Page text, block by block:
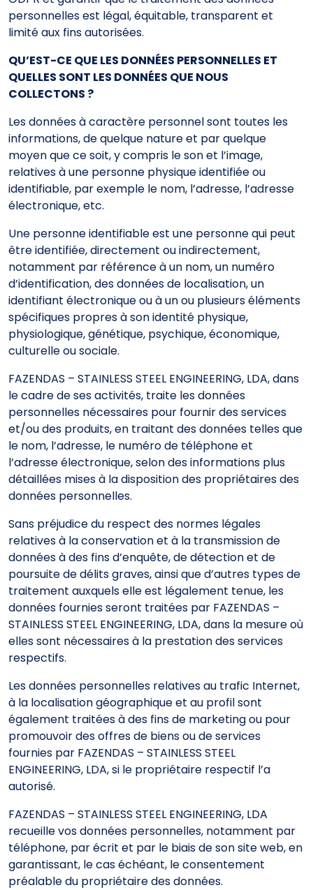
personnelles est légal, équitable, transparent et
limité aux fins autorisées.
QU’EST-CE QUE LES DONNÉES PERSONNELLES ET
QUELLES SONT LES DONNÉES QUE NOUS
COLLECTONS ?
Les données à caractère personnel sont toutes les
informations, de quelque nature et par quelque
moyen que ce soit, y compris le son et l’image,
relatives à une personne physique identifiée ou
identifiable, par exemple le nom, l’adresse, l’adresse
électronique, etc.
Une personne identifiable est une personne qui peut
être identifiée, directement ou indirectement,
notamment par référence à un nom, un numéro
d’identification, des données de localisation, un
identifiant électronique ou à un ou plusieurs éléments
spécifiques propres à son identité physique,
physiologique, génétique, psychique, économique,
culturelle ou sociale.
FAZENDAS – STAINLESS STEEL ENGINEERING, LDA, dans
le cadre de ses activités, traite les données
personnelles nécessaires pour fournir des services
et/ou des produits, en traitant des données telles que
le nom, l’adresse, le numéro de téléphone et
l’adresse électronique, selon des informations plus
détaillées mises à la disposition des propriétaires des
données personnelles.
Sans préjudice du respect des normes légales
relatives à la conservation et à la transmission de
données à des fins d’enquête, de détection et de
poursuite de délits graves, ainsi que d’autres types de
traitement auxquels elle est légalement tenue, les
données fournies seront traitées par FAZENDAS –
STAINLESS STEEL ENGINEERING, LDA, dans la mesure où
elles sont nécessaires à la prestation des services
respectifs.
Les données personnelles relatives au trafic Internet,
à la localisation géographique et au profil sont
également traitées à des fins de marketing ou pour
promouvoir des offres de biens ou de services
fournies par FAZENDAS – STAINLESS STEEL
ENGINEERING, LDA, si le propriétaire respectif l’a
autorisé.
FAZENDAS – STAINLESS STEEL ENGINEERING, LDA
recueille vos données personnelles, notamment par
téléphone, par écrit et par le biais de son site web, en
garantissant, le cas échéant, le consentement
préalable du propriétaire des données.